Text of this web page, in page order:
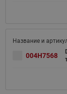
004H7568